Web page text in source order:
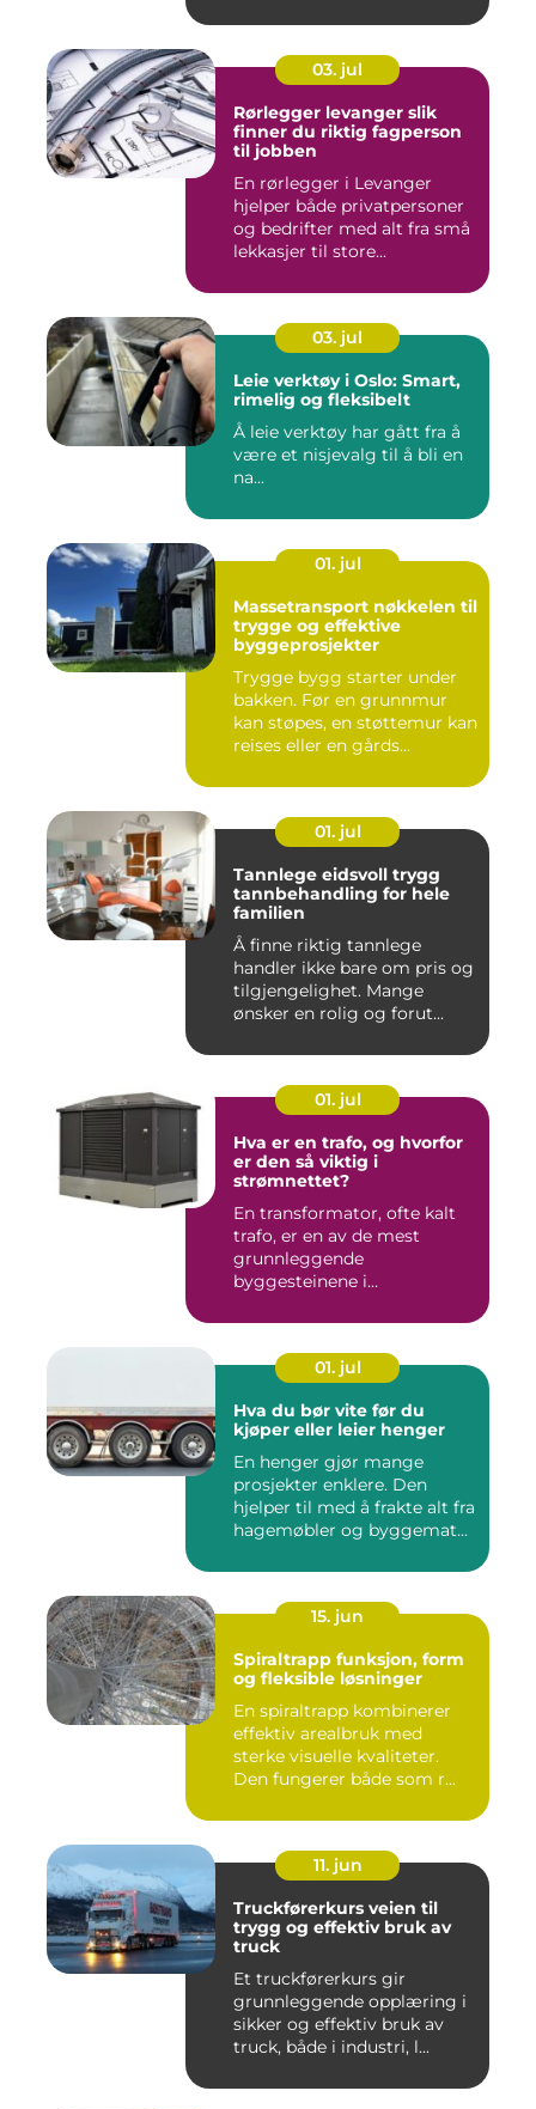
03. jul
Rørlegger levanger slik
finner du riktig fagperson
til jobben
En rørlegger i Levanger
hjelper både privatpersoner
og bedrifter med alt fra små
lekkasjer til store...
03. jul
Leie verktøy i Oslo: Smart,
rimelig og fleksibelt
Å leie verktøy har gått fra å
være et nisjevalg til å bli en
na...
01. jul
Massetransport nøkkelen til
trygge og effektive
byggeprosjekter
Trygge bygg starter under
bakken. Før en grunnmur
kan støpes, en støttemur kan
reises eller en gårds...
01. jul
Tannlege eidsvoll trygg
tannbehandling for hele
familien
Å finne riktig tannlege
handler ikke bare om pris og
tilgjengelighet. Mange
ønsker en rolig og forut...
01. jul
Hva er en trafo, og hvorfor
er den så viktig i
strømnettet?
En transformator, ofte kalt
trafo, er en av de mest
grunnleggende
byggesteinene i
01. jul
Hva du bør vite før du
kjøper eller leier henger
En henger gjør mange
prosjekter enklere. Den
hjelper til med å frakte alt fra
hagemøbler og byggemat...
15. jun
Spiraltrapp funksjon, form
og fleksible løsninger
En spiraltrapp kombinerer
effektiv arealbruk med
sterke visuelle kvaliteter.
Den fungerer både som r...
11. jun
Truckførerkurs veien til
trygg og effektiv bruk av
truck
Et truckførerkurs gir
grunnleggende opplæring i
sikker og effektiv bruk av
truck, både i industri, l...